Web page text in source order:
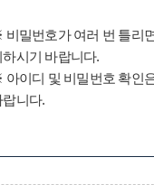
비밀번호가 여러 번 틀리
하시기 바랍니다.
아이디 및 비밀번호 확인
랍니다.